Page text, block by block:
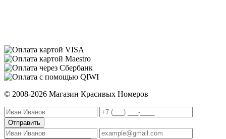
© 2008-2026 Магазин Красивых Номеров
Отправить